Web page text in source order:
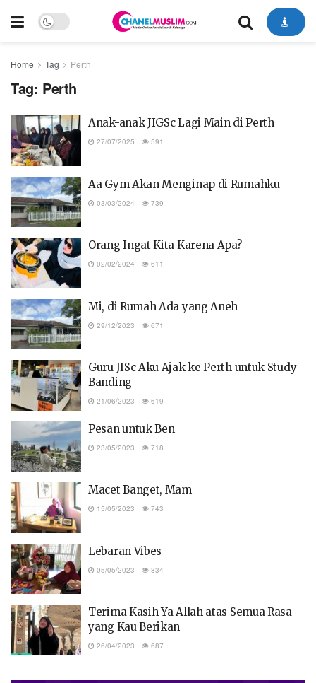
Home Tag Perth
Tag: Perth
Anak-anak JIGSc Lagi Main di Perth
27/07/2025 591
Aa Gym Akan Menginap di Rumahku
03/03/2024 739
Orang Ingat Kita Karena Apa?
02/02/2024 611
Mi, di Rumah Ada yang Aneh
29/12/2023 671
Guru JISc Aku Ajak ke Perth untuk Study
Banding
21/06/2023 619
Pesan untuk Ben
23/05/2023 718
Macet Banget, Mam
15/05/2023 743
Lebaran Vibes
05/05/2023 834
Terima Kasih Ya Allah atas Semua Rasa
yang Kau Berikan
26/04/2023 687